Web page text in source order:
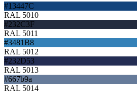
#13447C
RAL 5010
#232C3F
RAL 5011
#3481B8
RAL 5012
#232D53
RAL 5013
#667b9a
RAL 5014